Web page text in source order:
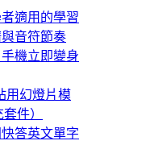
者適用的學習
音符節奏
機立即變身
用幻燈片模
件）
快答英文單字